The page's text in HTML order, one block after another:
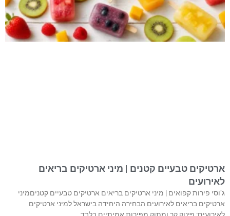
ארטיקים טבעיים קטנים | מיני ארטיקים בריאים
לאירועים
ג’וסי פירות קפואים | מיני ארטיקים בריאים ארטיקים טבעיים קטניםמיני
ארטיקים בריאים לאירועים הבחירה היחידה בישראל למיני ארטיקים